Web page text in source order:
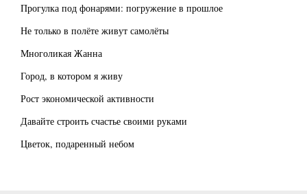
Прогулка под фонарями: погружение в прошлое
Не только в полёте живут самолёты
Многоликая Жанна
Город, в котором я живу
Рост экономической активности
Давайте строить счастье своими руками
Цветок, подаренный небом